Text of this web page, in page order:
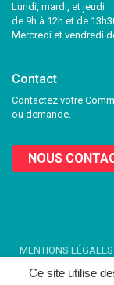
Ce site utilise
Lundi, mardi, et jeudi
de 9h à 12h et de
Mercredi et vendredi
Contact
Contactez votre
ou demande.
NOUS
MENTIONS LÉGALES